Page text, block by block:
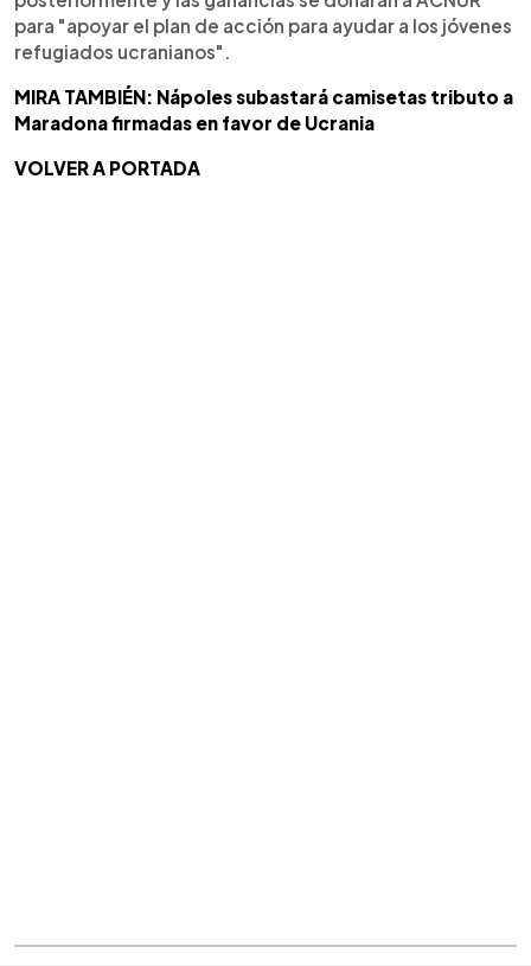
para "apoyar el plan de acción para ayudar a los jóvenes
refugiados ucranianos".
MIRA TAMBIÉN: Nápoles subastará camisetas tributo a
Maradona firmadas en favor de Ucrania
VOLVER A PORTADA